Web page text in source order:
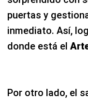
puertas y
inmediato. Así,
donde está el
Por otro lado, el